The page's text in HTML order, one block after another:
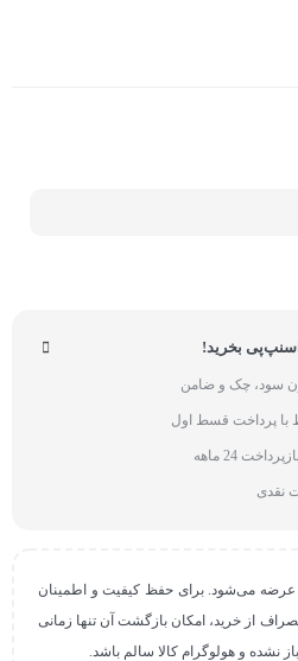
بخرید!
پرداخت قسط اول
عرضه می‌شود. برای حفظ کیفیت و اطمینان
از خرید، امکان بازگشت آن تنها زمانی
نشده و هولوگرام کالا سالم باشد.